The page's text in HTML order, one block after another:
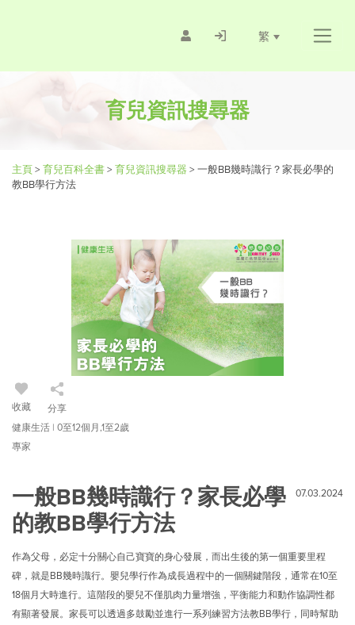
繁
育兒資訊搜尋器
主頁> 育兒百科全書> 育兒資訊搜尋器 > 一般BB幾時識行？家長必學的
教BB學行方法
收藏
分享
健康生活 | 0至12個月,1至2歲
專家
一般BB幾時識行？家長必學
的教BB學行方法
07.03.2024
作為父母，必定十分關心自己寶寶的身心發展，而出生後的第一個重要里程
碑，就是BB幾時識行。嬰兒學行作為成長過程中的一個關鍵階段，通常在10至
18個月大時進行。這階段的嬰兒不僅肌肉力量增強，平衡能力和動作協調性都
有顯著發展。家長可以透過多鼓勵並進行一系列練習方法教BB學行，同時幫助